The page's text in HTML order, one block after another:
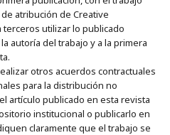
atribución de Creative
terceros utilizar lo publicado
autoría del trabajo y a la primera
otros acuerdos contractuales
para la distribución no
artículo publicado en esta revista
institucional o publicarlo en
claramente que el trabajo se